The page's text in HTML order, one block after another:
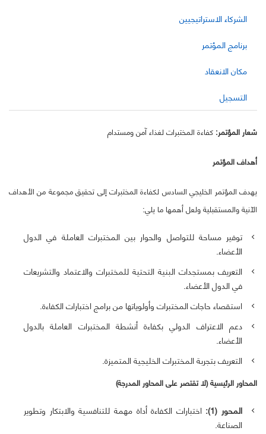
الشركاء الاستراتيجيين
برنامج المؤتمر
مكان الانعقاد
التسجيل
شعار المؤتمر: كفاءة المختبرات لغذاء آمن ومستدام
أهداف المؤتمر
يهدف المؤتمر الخليجي السادس لكفاءة المختبرات إلى تحقيق مجموعة من الأهداف
الآنية والمستقبلية ولعل أهمها ما يلي:
توفير مساحة للتواصل والحوار بين المختبرات العاملة في الدول
الأعضاء.
التعريف بمستجدات البنية التحتية للمختبرات والاعتماد والتشريعات
في الدول الأعضاء.
استقصاء حاجات المختبرات وأولوياتها من برامج اختبارات الكفاءة.
دعم الاعتراف الدولي بكفاءة أنشطة المختبرات العاملة بالدول
الأعضاء.
التعريف بتجربة المختبرات الخليجية المتميزة.
المحاور الرئيسية (لا تقتصر على المحاور المدرجة)
المحور (1):
اختبارات الكفاءة أداة مهمة للتنافسية والابتكار وتطوير
الصناعة.